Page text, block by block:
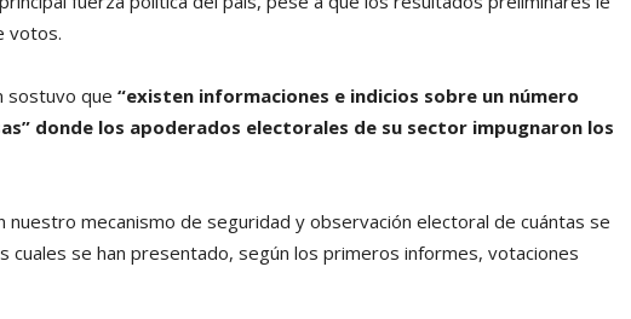
votos.
sostuvo que “existen informaciones e indicios sobre un número
donde los apoderados electorales de su sector impugnaron los
nuestro mecanismo de seguridad y observación electoral de cuántas se
cuales se han presentado, según los primeros informes, votaciones